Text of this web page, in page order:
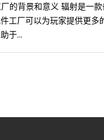
的背景和意义 辐射是一
工厂可以为玩家提供更
于...